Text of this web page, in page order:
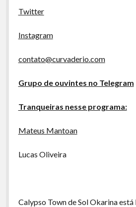
Twitter
Instagram
contato@curvaderio.com
Grupo de ouvintes no Telegram
Tranqueiras nesse programa:
Mateus Mantoan
Lucas Oliveira
Calypso Town de Sol Okarina